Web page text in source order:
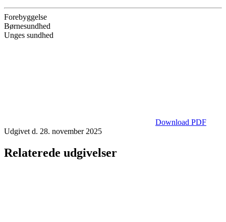
Forebyggelse
Børnesundhed
Unges sundhed
Download PDF
Udgivet d. 28. november 2025
Relaterede udgivelser